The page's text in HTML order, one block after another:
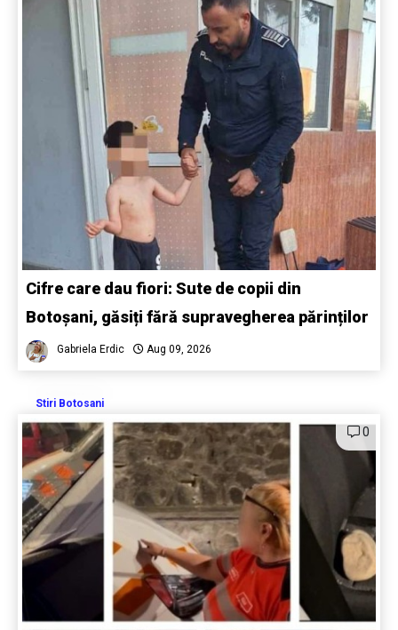
Cifre care dau fiori: Sute de copii din
Botoșani, găsiți fără supravegherea părinților
Gabriela Erdic Aug 09, 2026
Stiri Botosani
0